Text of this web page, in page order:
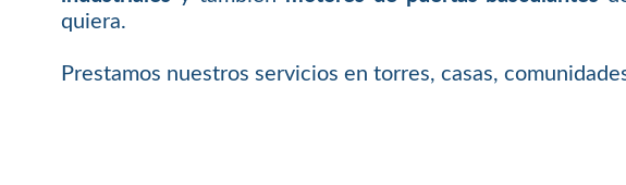
quiera.
Prestamos nuestros servicios en torres, casas,